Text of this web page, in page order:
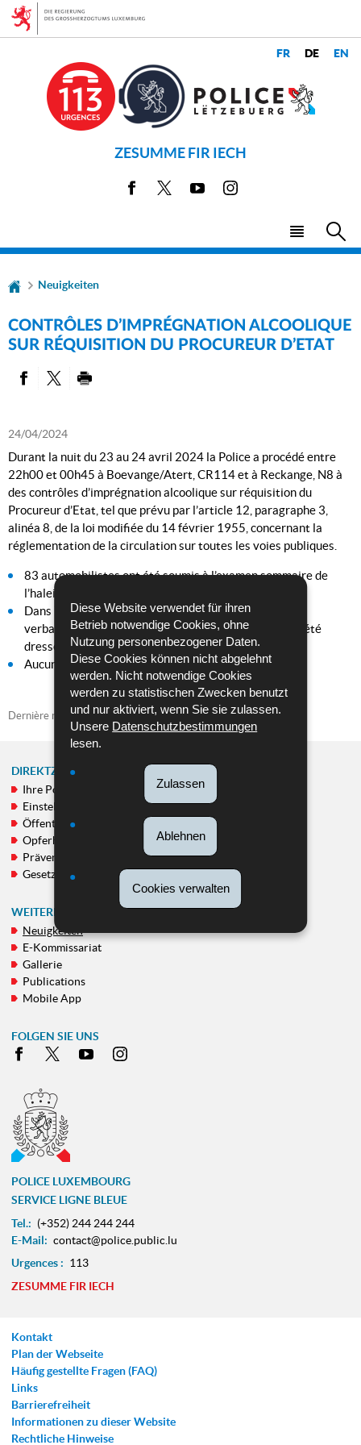
Diese Website verwendet für ihren
Betrieb notwendige Cookies, ohne
Nutzung personenbezogener Daten.
Diese Cookies können nicht abgelehnt
werden. Nicht notwendige Cookies
werden zu statistischen Zwecken benutzt
und nur aktiviert, wenn Sie sie zulassen.
Unsere Datenschutzbestimmungen
lesen.
Zulassen
Ablehnen
Cookies verwalten
Zur
Navigation
Zum
Inhalt
ZESUMME FIR IECH
Facebook YoutubeInstagram
Haupt-
LANGUE
Neuigkeiten
CONTRÔLES D’IMPRÉGNATION ALCOOLIQUE
SUR RÉQUISITION DU PROCUREUR D’ETAT
24/04/2024
Durant la nuit du 23 au 24 avril 2024 la Police a procédé entre
22h00 et 00h45 à Boevange/Atert, CR114 et à Reckange, N8 à
des contrôles d’imprégnation alcoolique sur réquisition du
Procureur d’Etat, tel que prévu par l’article 12, paragraphe 3,
alinéa 8, de la loi modifiée du 14 février 1955, concernant la
réglementation de la circulation sur toutes les voies publiques.
83 automobilistes ont été soumis à l’examen sommaire de
l’haleine, même en absence de tout indice grave.
Dans 7 cas, l’examen s’est relevé positif et 4 procès-
verbaux respectivement 3 avertissements taxés ont été
dressés.
Aucun permis de conduire n'a été retiré sur place.
Dernière mise à jour24/04/2024
NAVIGATIONSMENÜ
DIREKTZUGRIFF
Ihre Polizei
Einstellung von Personal
Öffentlichkeitsfahndungen
Opferhilfe
Prävention
Gesetzgebung
WEITERE RUBRIKEN
Neuigkeiten
E-Kommissariat
Gallerie
Publications
Mobile App
FOLGEN SIE UNS
Facebook
X Youtube
POLICE LUXEMBOURG
SERVICE LIGNE BLEUE
Tel.: (+352) 244 244 244
E-Mail: contact@police.public.lu
Urgences : 113
ZESUMME FIR IECH
Kontakt
Plan der Webseite
Häufig gestellte Fragen (FAQ)
Links
Barrierefreiheit
Informationen zu dieser Website
Rechtliche Hinweise